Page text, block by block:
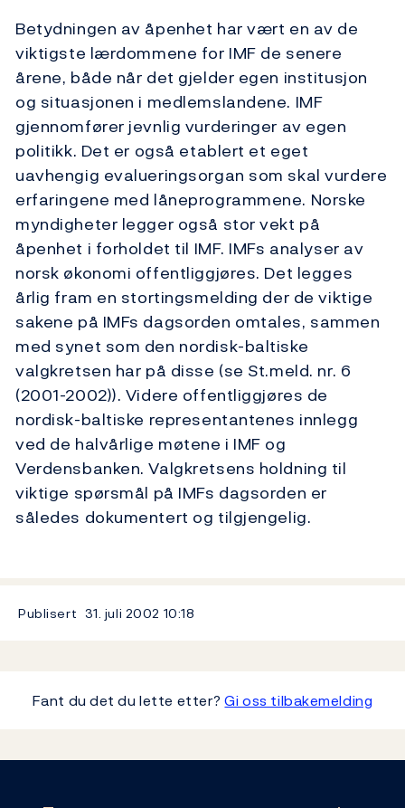
Betydningen av åpenhet har vært en av de
viktigste lærdommene for IMF de senere
årene, både når det gjelder egen institusjon
og situasjonen i medlemslandene. IMF
gjennomfører jevnlig vurderinger av egen
politikk. Det er også etablert et eget
uavhengig evalueringsorgan som skal vurdere
erfaringene med låneprogrammene. Norske
myndigheter legger også stor vekt på
åpenhet i forholdet til IMF. IMFs analyser av
norsk økonomi offentliggjøres. Det legges
årlig fram en stortingsmelding der de viktige
sakene på IMFs dagsorden omtales, sammen
med synet som den nordisk-baltiske
valgkretsen har på disse (se St.meld. nr. 6
(2001-2002)). Videre offentliggjøres de
nordisk-baltiske representantenes innlegg
ved de halvårlige møtene i IMF og
Verdensbanken. Valgkretsens holdning til
viktige spørsmål på IMFs dagsorden er
således dokumentert og tilgjengelig.
Publisert 31. juli 2002 10:18
Fant du det du lette etter?Gi oss tilbakemelding